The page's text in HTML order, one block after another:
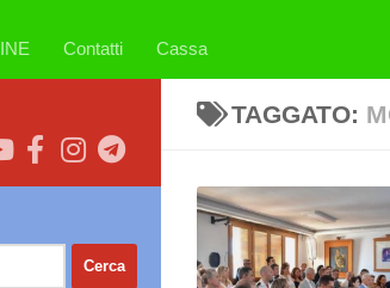
Contatti Cassa
TAGGATO: